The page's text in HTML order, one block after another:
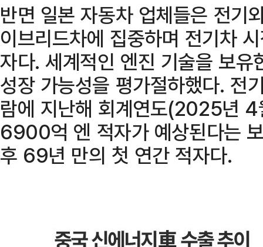
반면 일본 자동차 업체들은 전기
이브리드차에 집중하며 전기차
자다. 세계적인 엔진 기술을 보
성장 가능성을 평가절하했다. 전
람에 지난해 회계연도(2025년
6900억 엔 적자가 예상된다는
후 69년 만의 첫 연간 적자다.